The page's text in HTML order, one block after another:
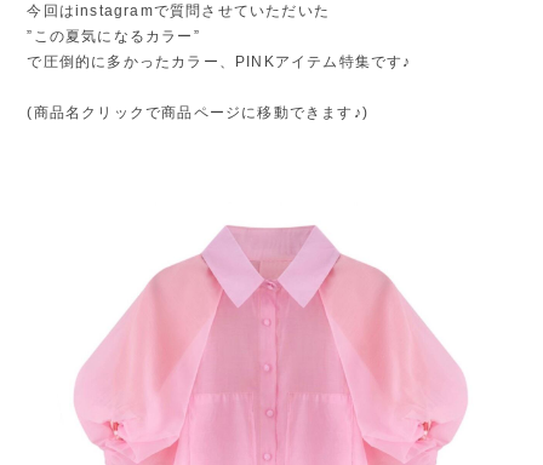
今回はinstagramで質問させていただいた
”この夏気になるカラー”
で圧倒的に多かったカラー、 PINKアイテム特集です♪
(商品名クリックで商品ページに移動できます♪)